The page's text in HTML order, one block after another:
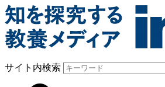
サイト内検索